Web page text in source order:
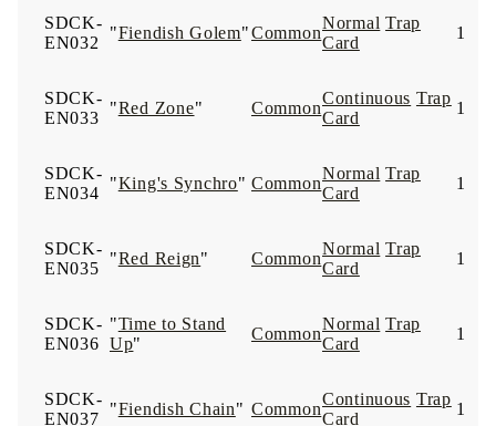
SDCK-
EN032
"Fiendish Golem"Common
Normal Trap
Card
1
SDCK-
EN033
"Red Zone" Common
Continuous Trap
Card
1
SDCK-
EN034
"King's Synchro" Common
Normal Trap
Card
1
SDCK-
EN035
"Red Reign" Common
Normal Trap
Card
1
SDCK-
EN036
"Time to Stand
Up"
Common
Normal Trap
Card
1
SDCK-
EN037
"Fiendish Chain" Common
Continuous Trap
Card
1